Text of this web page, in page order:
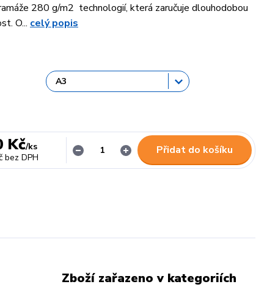
280 g/m2 technologií, která zaručuje dlouhodobou
O... celý popis
Kč/ks
bez DPH
Přidat do košíku
Zboží zařazeno v kategoriích